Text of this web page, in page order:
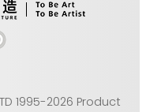
1995-2026 Product